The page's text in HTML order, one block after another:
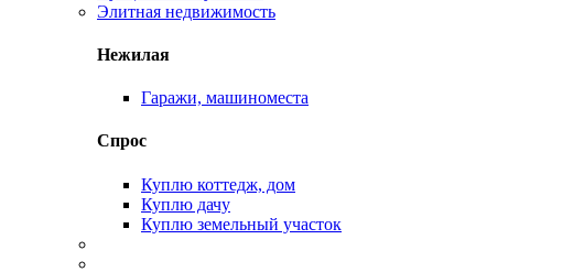
Элитная недвижимость
Нежилая
Гаражи, машиноместа
Спрос
Куплю коттедж, дом
Куплю дачу
Куплю земельный участок